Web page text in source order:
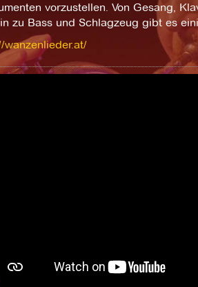
vorzustellen. Von Gesang,
zu Bass und Schlagzeug gibt es
wanzenlieder.at/